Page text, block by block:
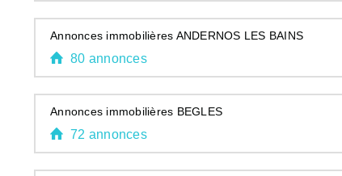
Annonces immobilières ANDERNOS LES BAINS
80 annonces
Annonces immobilières BEGLES
72 annonces